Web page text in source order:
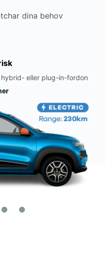
dina behov
eller plug-in-fordon